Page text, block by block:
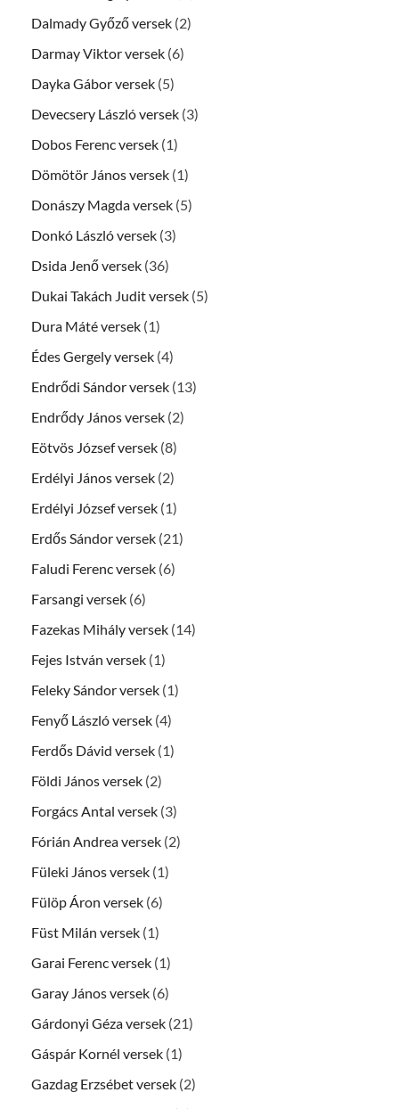
Dalmady Győző versek (2)
Darmay Viktor versek (6)
Dayka Gábor versek (5)
Devecsery László versek (3)
Dobos Ferenc versek (1)
Dömötör János versek (1)
Donászy Magda versek (5)
Donkó László versek (3)
Dsida Jenő versek (36)
Dukai Takách Judit versek (5)
Dura Máté versek (1)
Édes Gergely versek (4)
Endrődi Sándor versek (13)
Endrődy János versek (2)
Eötvös József versek (8)
Erdélyi János versek (2)
Erdélyi József versek (1)
Erdős Sándor versek (21)
Faludi Ferenc versek (6)
Farsangi versek (6)
Fazekas Mihály versek (14)
Fejes István versek (1)
Feleky Sándor versek (1)
Fenyő László versek (4)
Ferdős Dávid versek (1)
Földi János versek (2)
Forgács Antal versek (3)
Fórián Andrea versek (2)
Füleki János versek (1)
Fülöp Áron versek (6)
Füst Milán versek (1)
Garai Ferenc versek (1)
Garay János versek (6)
Gárdonyi Géza versek (21)
Gáspár Kornél versek (1)
Gazdag Erzsébet versek (2)